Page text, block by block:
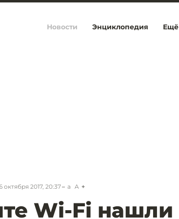
Ещё
Новости Энциклопедия
октября 2017, 20:37 a A
Wi-Fi нашли